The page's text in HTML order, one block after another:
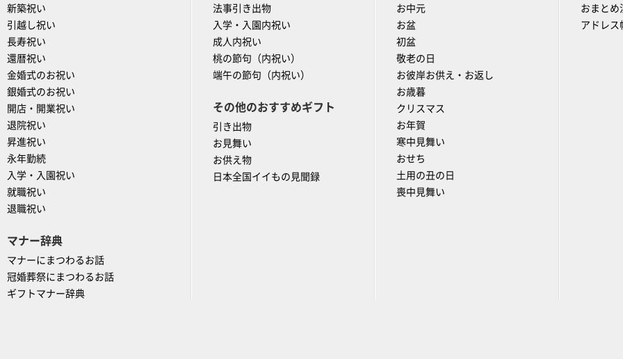
新築祝い
引越し祝い
長寿祝い
還暦祝い
金婚式のお祝い
銀婚式のお祝い
開店・開業祝い
退院祝い
昇進祝い
永年勤続
入学・入園祝い
就職祝い
退職祝い
マナー辞典
マナーにまつわるお話
冠婚葬祭にまつわるお話
ギフトマナー辞典
法事引き出物
入学・入園内祝い
成人内祝い
桃の節句（内祝い）
端午の節句（内祝い）
その他のおすすめギフト
引き出物
お見舞い
お供え物
日本全国イイもの見聞録
お中元
お盆
初盆
敬老の日
お彼岸お供え・お返し
お歳暮
クリスマス
お年賀
寒中見舞い
おせち
土用の丑の日
喪中見舞い
おまとめ
アドレス